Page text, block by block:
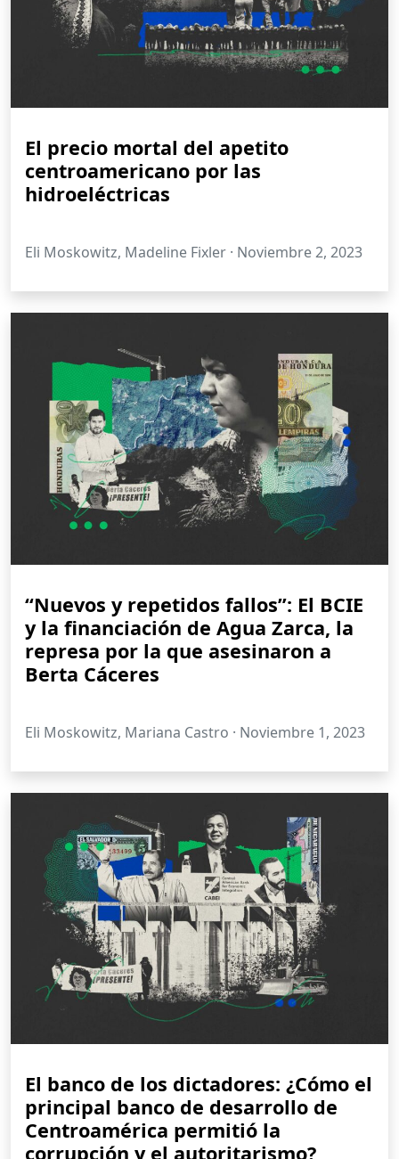
El precio mortal del apetito
centroamericano por las
hidroeléctricas
Eli Moskowitz, Madeline Fixler · Noviembre 2, 2023
“Nuevos y repetidos fallos”: El BCIE
y la financiación de Agua Zarca, la
represa por la que asesinaron a
Berta Cáceres
Eli Moskowitz, Mariana Castro · Noviembre 1, 2023
El banco de los dictadores: ¿Cómo el
principal banco de desarrollo de
Centroamérica permitió la
corrupción y el autoritarismo?